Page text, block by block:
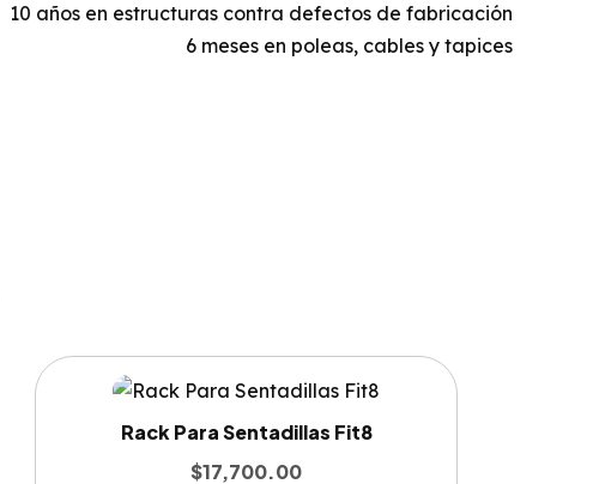
10 años en estructuras contra defectos de fabricación
6 meses en poleas, cables y tapices
Rack Para Sentadillas Fit8
$17,700.00